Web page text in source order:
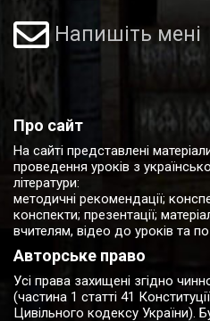
Напишіть мені
Про сайт
На сайті представлені
проведення уроків з
літератури:
методичні рекомендації;
конспекти; презентації;
вчителям, відео до уроків та
Авторське право
Усі права захищені згідно
(частина 1 статті 41
Цивільного кодексу України).